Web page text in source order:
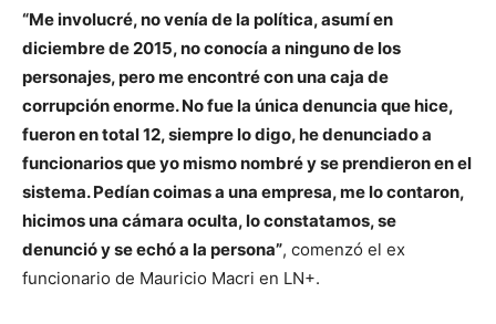
“Me involucré, no venía de la política, asumí en
diciembre de 2015, no conocía a ninguno de los
personajes, pero me encontré con una caja de
corrupción enorme. No fue la única denuncia que hice,
fueron en total 12, siempre lo digo, he denunciado a
funcionarios que yo mismo nombré y se prendieron en el
sistema. Pedían coimas a una empresa, me lo contaron,
hicimos una cámara oculta, lo constatamos, se
denunció y se echó a la persona”, comenzó el ex
funcionario de Mauricio Macri en LN+.